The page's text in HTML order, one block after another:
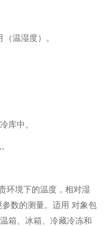
温湿度）。
库中。
环境下的温度，相对湿
数的测量。适用 对象包
箱、冰箱、冷藏冷冻和